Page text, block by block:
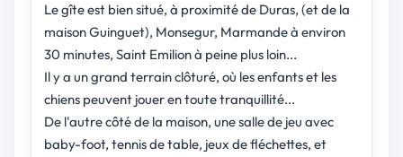
Le gîte est bien situé, à proximité de Duras, (et de la
maison Guinguet), Monsegur, Marmande à environ
30 minutes, Saint Emilion à peine plus loin...
Il y a un grand terrain clôturé, où les enfants et les
chiens peuvent jouer en toute tranquillité...
De l'autre côté de la maison, une salle de jeu avec
baby-foot, tennis de table, jeux de fléchettes, et